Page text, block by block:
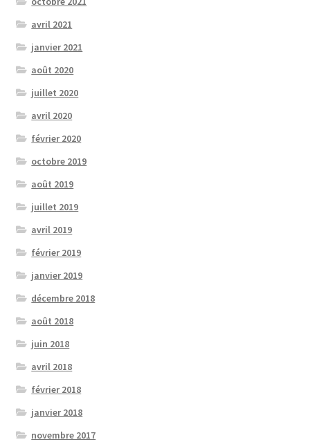
avril 2021
janvier 2021
août 2020
juillet 2020
avril 2020
février 2020
octobre 2019
août 2019
juillet 2019
avril 2019
février 2019
janvier 2019
décembre 2018
août 2018
juin 2018
avril 2018
février 2018
janvier 2018
novembre 2017